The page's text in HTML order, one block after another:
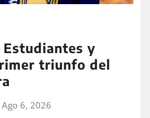
Estudiantes y
triunfo del
Ago 6, 2026